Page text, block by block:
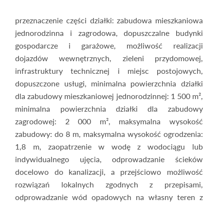
przeznaczenie części działki: zabudowa mieszkaniowa
jednorodzinna i zagrodowa, dopuszczalne budynki
gospodarcze i garażowe, możliwość realizacji
dojazdów wewnętrznych, zieleni przydomowej,
infrastruktury technicznej i miejsc postojowych,
dopuszczone usługi, minimalna powierzchnia działki
dla zabudowy mieszkaniowej jednorodzinnej: 1 500 m²,
minimalna powierzchnia działki dla zabudowy
zagrodowej: 2 000 m², maksymalna wysokość
zabudowy: do 8 m, maksymalna wysokość ogrodzenia:
1,8 m, zaopatrzenie w wodę z wodociągu lub
indywidualnego ujęcia, odprowadzanie ścieków
docelowo do kanalizacji, a przejściowo możliwość
rozwiązań lokalnych zgodnych z przepisami,
odprowadzanie wód opadowych na własny teren z